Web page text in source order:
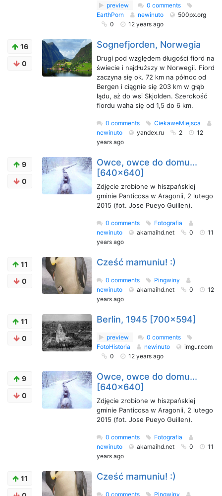
preview
0 comments
EarthPorn
newinuto
500px.org
0
12 years ago
16
0
Sognefjorden, Norwegia
Drugi pod względem długości fiord na
świecie i najdłuższy w Norwegii. Fiord
zaczyna się ok. 72 km na północ od
Bergen i ciągnie się 203 km w głąb
lądu, aż do wsi Skjolden. Szerokość
fiordu waha się od 1,5 do 6 km.
0 comments
CiekaweMiejsca
newinuto
yandex.ru 2
12
years ago
9
0
Owce, owce do domu...
[640x640]
Zdjęcie zrobione w hiszpańskiej
gminie Panticosa w Aragonii, 2 lutego
2015 (fot. Jose Pueyo Guillen).
0 comments
Fotografia
newinuto
akamaihd.net 0
11
years ago
11
0
Cześć mamuniu! :)
0 comments
Pingwiny
newinuto
akamaihd.net 0
12
years ago
11
0
Berlin, 1945 [700x594]
preview
0 comments
FotoHistoria
newinuto
imgur.com
0
12 years ago
9
0
Owce, owce do domu...
[640x640]
Zdjęcie zrobione w hiszpańskiej
gminie Panticosa w Aragonii, 2 lutego
2015 (fot. Jose Pueyo Guillen).
0 comments
Fotografia
newinuto
akamaihd.net 0
11
years ago
11
Cześć mamuniu! :)
0 comments Pingwiny